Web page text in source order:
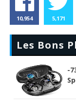
10,954 5,171
Les Bons
-